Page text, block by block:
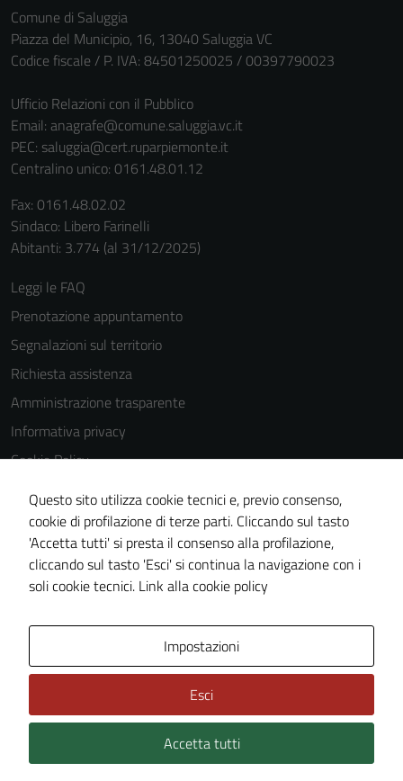
Comune di Saluggia
Piazza del Municipio, 16, 13040 Saluggia VC
Codice fiscale / P. IVA: 84501250025 / 00397790023
Ufficio Relazioni con il Pubblico
Email: anagrafe@comune.saluggia.vc.it
PEC: saluggia@cert.ruparpiemonte.it
Centralino unico: 0161.48.01.12
Fax: 0161.48.02.02
Sindaco: Libero Farinelli
Abitanti: 3.774 (al 31/12/2025)
Leggi le FAQ
Prenotazione appuntamento
Segnalazioni sul territorio
Richiesta assistenza
Amministrazione trasparente
Informativa privacy
Cookie Policy
Note legali
Dichiarazione di accessibilità
Piano di miglioramento del sito
Statistiche sito web
Technical Design s.r.l.
Questo sito utilizza cookie tecnici e, previo consenso,
cookie di profilazione di terze parti. Cliccando sul tasto
'Accetta tutti' si presta il consenso alla profilazione,
cliccando sul tasto 'Esci' si continua la navigazione con i
soli cookie tecnici. Link alla cookie policy
Impostazioni
Esci
Accetta tutti
personali.